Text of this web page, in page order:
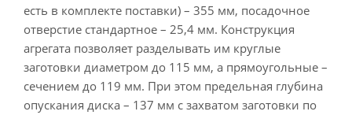
есть в комплекте поставки) – 355 мм, посадочное
отверстие стандартное – 25,4 мм. Конструкция
агрегата позволяет разделывать им круглые
заготовки диаметром до 115 мм, а прямоугольные –
сечением до 119 мм. При этом предельная глубина
опускания диска – 137 мм с захватом заготовки по